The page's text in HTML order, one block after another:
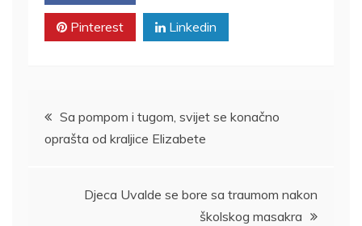
Pinterest Linkedin
Kretanje
članka
Sa pompom i tugom, svijet se konačno
oprašta od kraljice Elizabete
Djeca Uvalde se bore sa traumom nakon
školskog masakra